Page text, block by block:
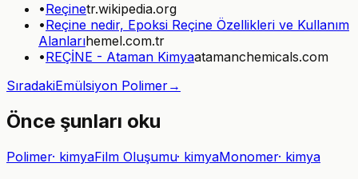
•Reçinetr.wikipedia.org
•Reçine nedir, Epoksi Reçine Özellikleri ve Kullanım
Alanlarıhemel.com.tr
•REÇİNE - Ataman Kimyaatamanchemicals.com
SıradakiEmülsiyon Polimer→
Önce şunları oku
Polimer· kimyaFilm Oluşumu· kimyaMonomer· kimya